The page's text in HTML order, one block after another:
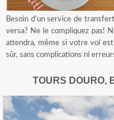
Besoin d’un service de
versa? Ne le compliquez pas!
attendra, même si votre vol
sûr, sans complications ni
TOURS DOURO,